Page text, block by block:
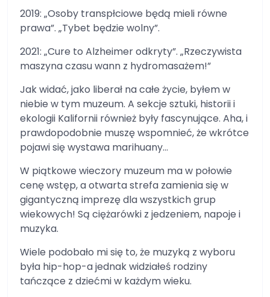
2019: „Osoby transpłciowe będą mieli równe
prawa”. „Tybet będzie wolny”.
2021: „Cure to Alzheimer odkryty”. „Rzeczywista
maszyna czasu wann z hydromasażem!”
Jak widać, jako liberał na całe życie, byłem w
niebie w tym muzeum. A sekcje sztuki, historii i
ekologii Kalifornii również były fascynujące. Aha, i
prawdopodobnie muszę wspomnieć, że wkrótce
pojawi się wystawa marihuany…
W piątkowe wieczory muzeum ma w połowie
cenę wstęp, a otwarta strefa zamienia się w
gigantyczną imprezę dla wszystkich grup
wiekowych! Są ciężarówki z jedzeniem, napoje i
muzyka.
Wiele podobało mi się to, że muzyką z wyboru
była hip-hop-a jednak widziałeś rodziny
tańczące z dziećmi w każdym wieku.